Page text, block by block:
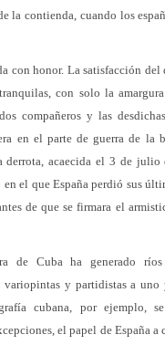
la contienda, cuando los
con honor. La satisfacción del
con solo la
compañeros y las
en el parte de guerra de la
derrota, acaecida el 3 de julio
el que España perdió sus
de que se firmara el
de Cuba ha generado
variopintas y partidistas a
cubana, por ejemplo,
el papel de España a